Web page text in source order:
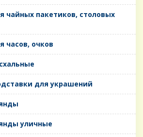
чайных пакетиков, столовых
часов, очков
для украшений
уличные